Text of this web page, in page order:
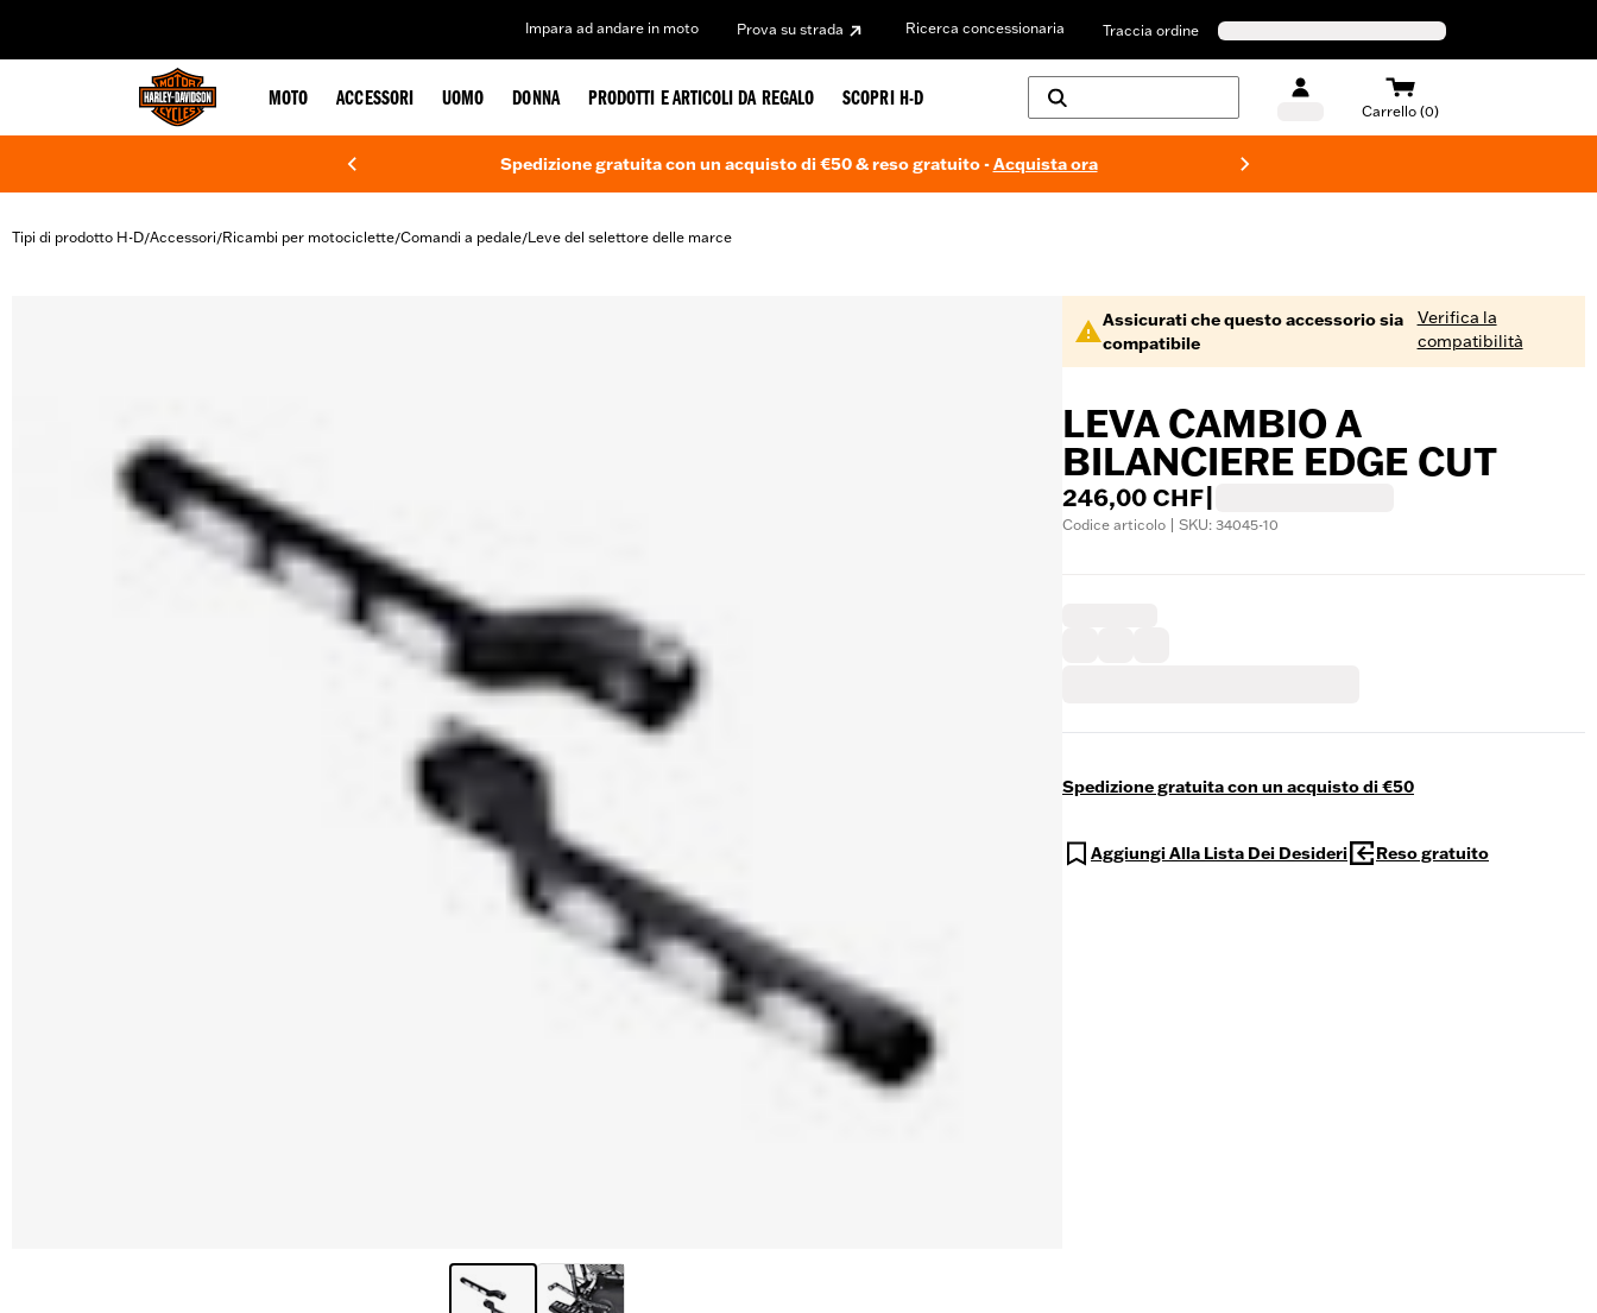
Impara ad andare in moto Prova su strada Ricerca concessionaria Traccia ordine
MOTO ACCESSORI UOMO DONNA PRODOTTI E ARTICOLI DA REGALO SCOPRI H-D
Carrello (0)
Spedizione gratuita con un acquisto di €50 & reso gratuito -Acquista ora
Tipi di prodotto H-D/Accessori/Ricambi per motociclette/Comandi a pedale/Leve del selettore delle marce
Assicurati che questo accessorio sia
compatibile
Verifica la
compatibilità
LEVA CAMBIO A
BILANCIERE EDGE CUT
246,00 CHF
Codice articolo | SKU: 34045-10
Spedizione gratuita con un acquisto di €50
Aggiungi Alla Lista Dei Desideri Reso gratuito